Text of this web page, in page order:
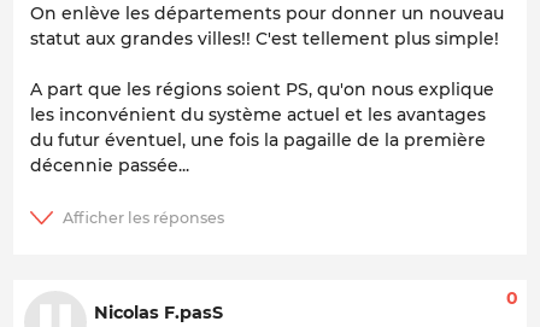
On enlève les départements pour donner un nouveau
statut aux grandes villes!! C'est tellement plus simple!
A part que les régions soient PS, qu'on nous explique
les inconvénient du système actuel et les avantages
du futur éventuel, une fois la pagaille de la première
décennie passée...
Nicolas F.pasS
0